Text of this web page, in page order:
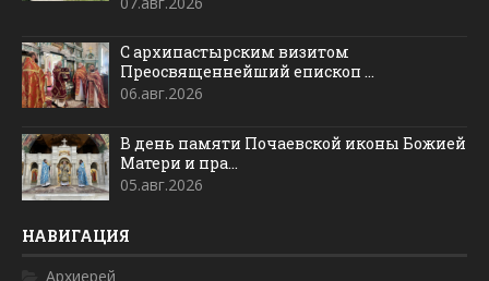
С архипастырским визитом
Преосвященнейший епископ ...
06.авг.2026
В день памяти Почаевской иконы Божией
Матери и пра...
05.авг.2026
НАВИГАЦИЯ
Архиерей